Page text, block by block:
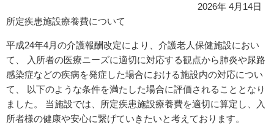
2026年 4月14日
所定疾患施設療養費について
平成24年4月の介護報酬改定により、介護老人保健施設におい
て、 入所者の医療ニーズに適切に対応する観点から肺炎や尿路
感染症などの疾病を発症した場合における施設内の対応につい
て、 以下のような条件を満たした場合に評価されることとなり
ました。 当施設では、所定疾患施設療養費を適切に算定し、入
所者様の健康や安心に繋げていきたいと考えております。